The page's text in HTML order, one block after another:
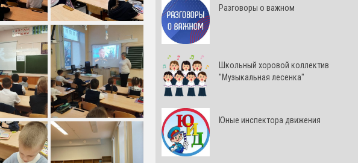
Разговоры о важном
Школьный хоровой коллектив
"Музыкальная лесенка"
Юные инспектора движения